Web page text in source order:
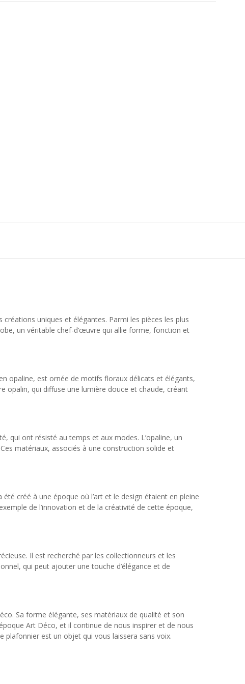
uniques et élégantes. Parmi les pièces les plus
un véritable chef-d’œuvre qui allie forme, fonction et
opaline, est ornée de motifs floraux délicats et élégants,
opalin, qui diffuse une lumière douce et chaude, créant
qui ont résisté au temps et aux modes. L’opaline, un
matériaux, associés à une construction solide et
créé à une époque où l’art et le design étaient en pleine
de l’innovation et de la créativité de cette époque,
Il est recherché par les collectionneurs et les
qui peut ajouter une touche d’élégance et de
Sa forme élégante, ses matériaux de qualité et son
Art Déco, et il continue de nous inspirer et de nous
plafonnier est un objet qui vous laissera sans voix.